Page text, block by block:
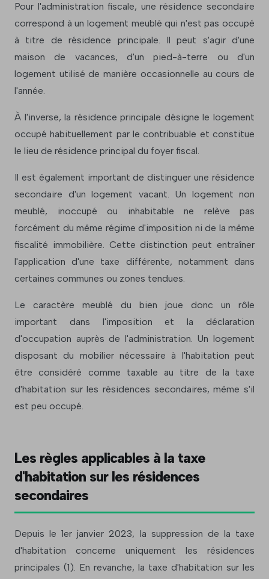
Pour l'administration fiscale, une résidence secondaire
correspond à un logement meublé qui n'est pas occupé
à titre de résidence principale. Il peut s'agir d'une
maison de vacances, d'un pied-à-terre ou d'un
logement utilisé de manière occasionnelle au cours de
l'année.
À l'inverse, la résidence principale désigne le logement
occupé habituellement par le contribuable et constitue
le lieu de résidence principal du foyer fiscal.
Il est également important de distinguer une résidence
secondaire d'un logement vacant. Un logement non
meublé, inoccupé ou inhabitable ne relève pas
forcément du même régime d'imposition ni de la même
fiscalité immobilière. Cette distinction peut entraîner
l'application d'une taxe différente, notamment dans
certaines communes ou zones tendues.
Le caractère meublé du bien joue donc un rôle
important dans l'imposition et la déclaration
d'occupation auprès de l'administration. Un logement
disposant du mobilier nécessaire à l'habitation peut
être considéré comme taxable au titre de la taxe
d'habitation sur les résidences secondaires, même s'il
est peu occupé.
Les règles applicables à la taxe
d'habitation sur les résidences
secondaires
Depuis le 1er janvier 2023, la suppression de la taxe
d'habitation concerne uniquement les résidences
principales (1). En revanche, la taxe d'habitation sur les